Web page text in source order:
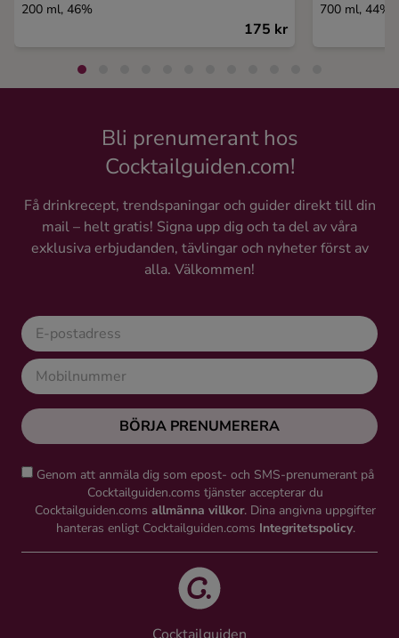
200 ml, 46%
175 kr
700 ml, 44%
Bli prenumerant hos
Cocktailguiden.com!
Få drinkrecept, trendspaningar och guider direkt till din
mail – helt gratis! Signa upp dig och ta del av våra
exklusiva erbjudanden, tävlingar och nyheter först av
alla. Välkommen!
BÖRJA PRENUMERERA
Genom att anmäla dig som epost- och SMS-prenumerant på
Cocktailguiden.coms tjänster accepterar du
Cocktailguiden.coms allmänna villkor. Dina angivna uppgifter
hanteras enligt Cocktailguiden.coms Integritetspolicy.